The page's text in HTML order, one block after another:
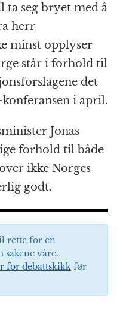
ta seg bryet med å
herr
minst opplyser
står i forhold til
det
i april.
Jonas
forhold til både
ikke Norges
godt.
rette for en
sakene våre.
for debattskikk før